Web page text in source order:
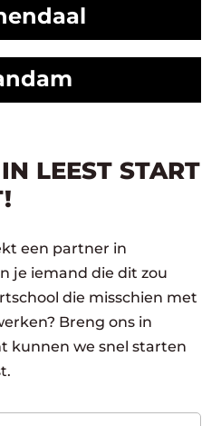
LEEST START
een partner in
je iemand die dit zou
die misschien met
Breng ons in
kunnen we snel starten